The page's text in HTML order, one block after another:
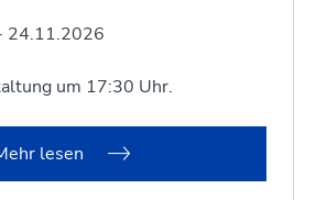
24.11.2026
um 17:30 Uhr.
lesen